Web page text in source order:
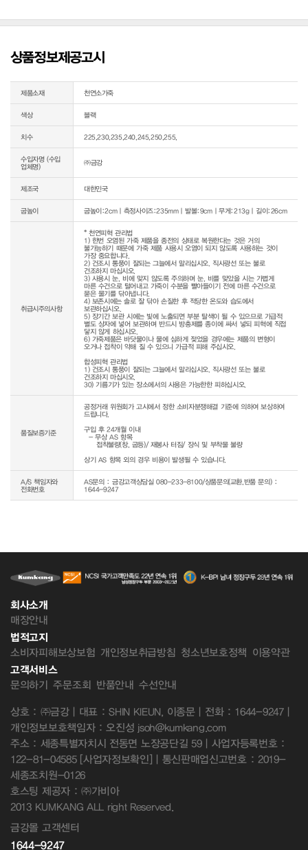
상품정보제공고시
제품소재 천연소가죽
색상 블랙
치수 225,230,235,240,245,250,255,
수입자명 (수입
업체명)
㈜금강
제조국 대한민국
굽높이 굽높이:2cm｜측정사이즈:235mm｜발볼:9cm｜무게:213g｜길이:26cm
취급시주의사항
* 천연피혁 관리법
1) 한번 오염된 가죽 제품을 종전의 상태로 복원한다는 것은 거의
불가능하기 때문에 가죽 제품 사용시 오염이 되지 않도록 사용하는 것이
가장 중요합니다.
2) 건조시 통풍이 잘되는 그늘에서 말리십시오. 직사광선 또는 불로
건조하지 마십시오.
3) 사용시 눈, 비에 맞지 않도록 주의하며 눈, 비를 맞았을 시는 가볍게
마른 수건으로 털어내고 가죽이 수분을 빨아들이기 전에 마른 수건으로
묻은 물기를 닦아냅니다.
4) 보존시에는 솔로 잘 닦아 손질한 후 적당한 온도와 습도에서
보관하십시오.
5) 장기간 보관 시에는 빛에 노출되면 부분 탈색이 될 수 있으므로 가급적
별도 상자에 넣어 보관하며 반드시 방충제를 종이에 싸서 넣되 피혁에 직접
닿지 않게 하십시오.
6) 가죽제품은 바닷물이나 물에 심하게 젖었을 경우에는 제품의 변형이
오거나 접착이 약해 질 수 있으니 가급적 피해 주십시오.
합성피혁 관리법
1) 건조시 통풍이 잘되는 그늘에서 말리십시오. 직사광선 또는 불로
건조하지 마십시오.
30) 기름기가 있는 장소에서의 사용은 가능한한 피하십시오.
품질보증기준
공정거래 위원회가 고시에서 정한 소비자분쟁해결 기준에 의하여 보상하여
드립니다.
구입 후 24개월 이내
  - 무상 AS 항목
상기 AS 항목 외의 경우 비용이 발생될 수 있습니다.
A/S 책임자와
전화번호
AS문의 : 금강고객상담실 080-233-8100/상품문의(교환,반품 문의) :
1644-9247
회사소개
매장안내
법적고지
소비자피해보상보험 개인정보취급방침 청소년보호정책 이용약관
고객서비스
문의하기 주문조회 반품안내 수선안내
상호 : ㈜금강 | 대표 : SHIN KIEUN, 이종문 | 전화 : 1644-9247 |
개인정보보호책임자 : 오진성 jsoh@kumkang.com
주소 : 세종특별자치시 전동면 노장공단길 59 | 사업자등록번호 :
122-81-04585 [사업자정보확인] | 통신판매업신고번호 : 2019-
세종조치원-0126
호스팅 제공자 : ㈜가비아
2013 KUMKANG ALL right Reserved.
금강몰 고객센터
1644-9247